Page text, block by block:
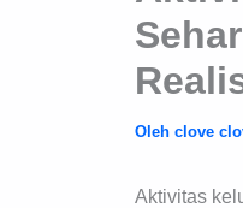
Oleh clove
Aktivitas